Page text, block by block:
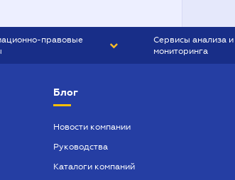
правовые
ПРОФ
ПРОФ
Сервисы анализа и
мониторинга
Блог
Новости компании
Руководства
Каталоги компаний